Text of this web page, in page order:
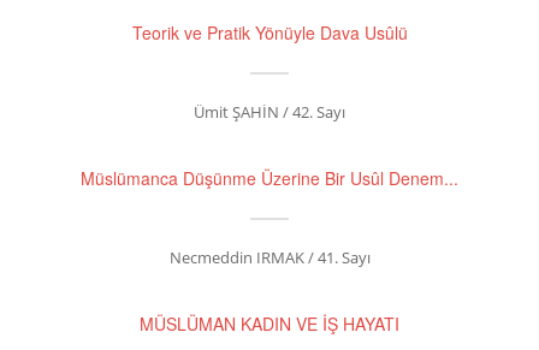
Teorik ve Pratik Yönüyle Dava Usûlü
Ümit ŞAHİN / 42. Sayı
Müslümanca Düşünme Üzerine Bir Usûl Denem...
Necmeddin IRMAK / 41. Sayı
MÜSLÜMAN KADIN VE İŞ HAYATI